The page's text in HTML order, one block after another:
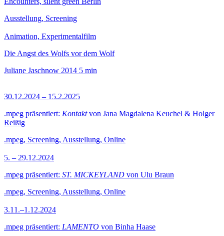
Ausstellung, Screening
Animation, Experimentalfilm
Die Angst des Wolfs vor dem Wolf
Juliane Jaschnow 2014 5 min
30.12.2024 – 15.2.2025
.mpeg präsentiert: Kontaktvon Jana Magdalena Keuchel & Holger
Reißig
.mpeg, Screening, Ausstellung, Online
5. – 29.12.2024
.mpeg präsentiert: ST. MICKEYLAND von Ulu Braun
.mpeg, Screening, Ausstellung, Online
3.11.–1.12.2024
.mpeg präsentiert: LAMENTO von Binha Haase